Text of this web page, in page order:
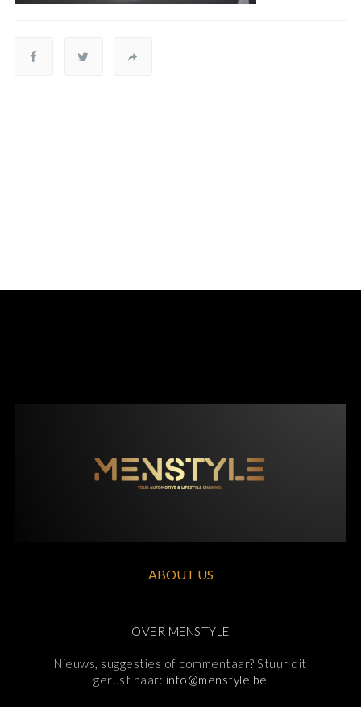
ABOUT US
OVER MENSTYLE
Nieuws, suggesties of commentaar? Stuur dit
gerust naar: info@menstyle.be